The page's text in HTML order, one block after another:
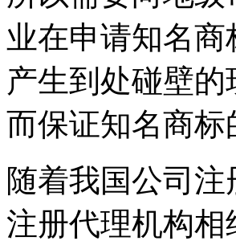
业在申请知名
产生到处碰壁
而保证知名商
随着我国公司
注册代理机构